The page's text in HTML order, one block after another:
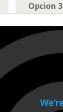
Opcion 3